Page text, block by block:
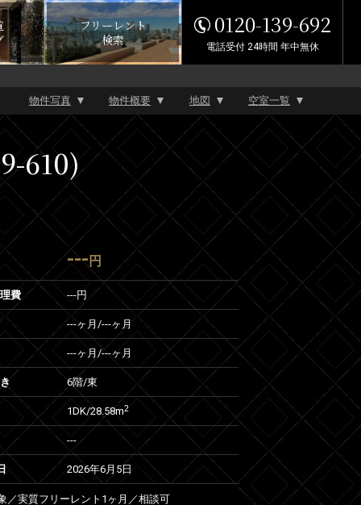
フリーレント
検索
0120-139-692
電話受付 24時間 年中無休
物件写真 物件概要 地図 空室一覧
610)
--- 円
費 ---円
---ヶ月 /---ヶ月
---ヶ月 /---ヶ月
6階/東
1DK/28.58m2
---
2026年6月5日
／実質フリーレント1ヶ月／相談可